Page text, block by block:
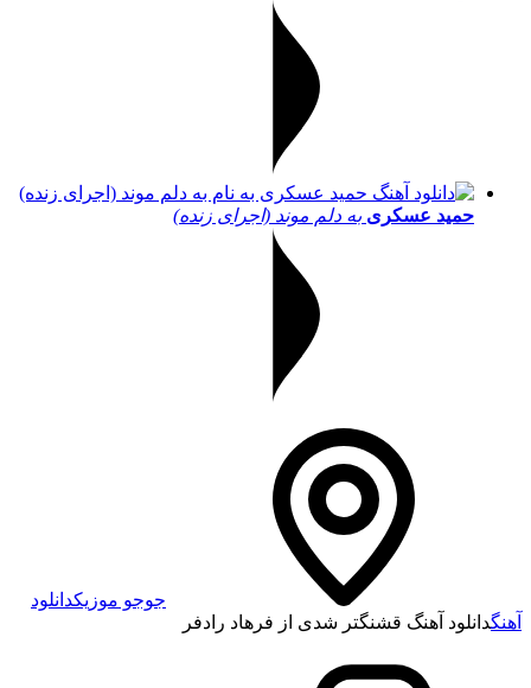
حمید عسکری به دلم موند (اجرای زنده)
جوجو موزیکدانلود
آهنگدانلود آهنگ قشنگتر شدی از فرهاد رادفر